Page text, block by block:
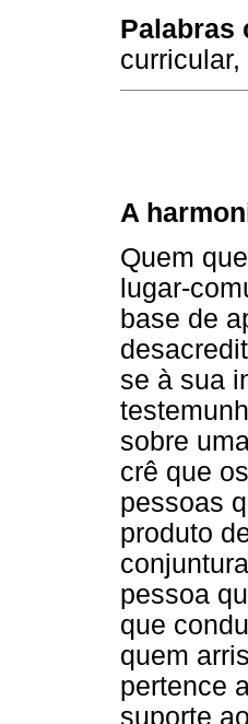
Palabras
A
Quem
lugar-
base de
se à sua
sobre
crê que
pessoas
produto
pessoa
que
quem
pertence
suporte